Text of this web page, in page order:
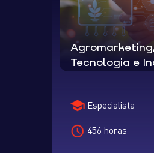
Tecnologia e
Especialista
456 horas